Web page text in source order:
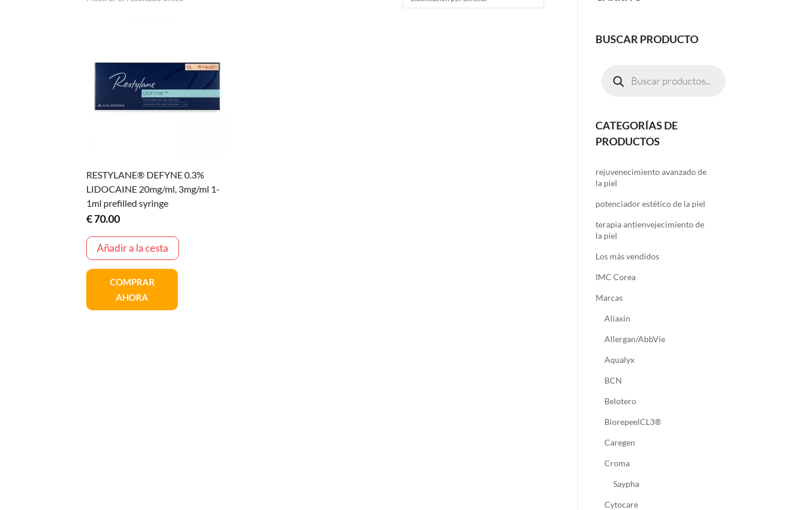
RESTYLANE® DEFYNE 0.3%
LIDOCAINE 20mg/ml, 3mg/ml 1-
1ml prefilled syringe
€70.00
Añadir a la cesta
COMPRAR
AHORA
BUSCAR PRODUCTO
productos
CATEGORÍAS DE
PRODUCTOS
rejuvenecimiento avanzado de
la piel
potenciador estético de la piel
terapia antienvejecimiento de
la piel
Los más vendidos
IMC Corea
Marcas
Aliaxin
Allergan/AbbVie
Aqualyx
BCN
Belotero
BiorepeelCL3®
Caregen
Croma
Saypha
Cytocare